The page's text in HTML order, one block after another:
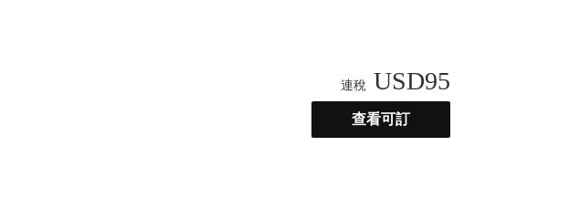
連稅 USD95
查看可訂